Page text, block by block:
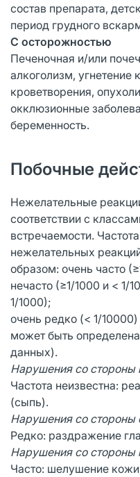
состав препарата,
период грудного
С осторожностью
Печеночная и/или
алкоголизм, угнетение
кроветворения,
окклюзионные
беременность.
Побочные
Нежелательные
соответствии с
встречаемости.
нежелательных
образом: очень часто
нечасто (≥1/1000 и < 1/
1/1000);
очень редко (< 1/10000)
может быть
данных).
Нарушения со
Частота неизвестна:
(сыпь).
Нарушения со стороны
Редко: раздражение
Нарушения со стороны
Часто: шелушение